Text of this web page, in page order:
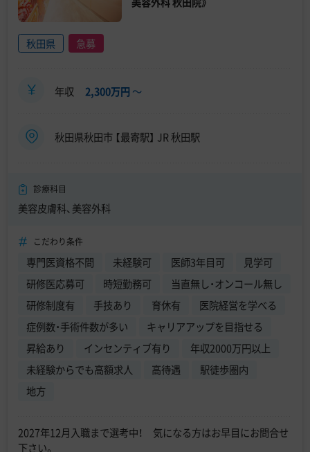
秋田県 急募
年収 2,300万円 〜
秋田県秋田市 【最寄駅】 JR 秋田駅
診療科目
美容皮膚科、美容外科
こだわり条件
専門医資格不問 未経験可 医師3年目可
見学可
研修医応募可
時短勤務可
当直無し・オンコール無し
研修制度有
手技あり 育休有
医院経営を学べる
症例数・手術件数が多い
キャリアアップを目指せる
昇給あり
インセンティブ有り
年収2000万円以上
未経験からでも高額求人
高待遇
駅徒歩圏内
地方
2027年12月入職まで選考中！ 気になる方はお早目にお問合せ
下さい。